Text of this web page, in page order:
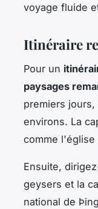
voyage fluide
Itinéraire
Pour un
paysages
premiers
environs. La
comme l'église
Ensuite,
geysers et la
national de